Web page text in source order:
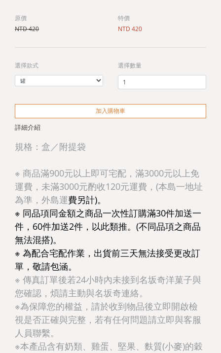
原價
NTD 420
特價
NTD 420
選擇款式 選擇數量
加入購物車
詳細介紹
規格：盒／附提袋
※ 商品滿900元以上即可宅配，滿3000元以上免
運費，未滿3000元酌收120元運費，(本島一地址
為準，外島運費另計)。
※ 同品項同金額之商品一次性訂購滿30件加送一
件，60件加送2件，以此類推。(不同品項之商品
無法混搭)。
※ 為配合宅配作業，出貨前三天無法接受更改訂
單，敬請包涵。
※ 傳真訂單後若24小時內未接到名坂奇洋菓子與
您確認，煩請主動與名坂奇連絡。
※為保障您的權益，請於收到物品後立即開啟檢
視是否正確與完整，若有任何問題請立即與客服
人員聯繫。
※本產品含有奶類、雞蛋、堅果、麩質(小麥)的穀